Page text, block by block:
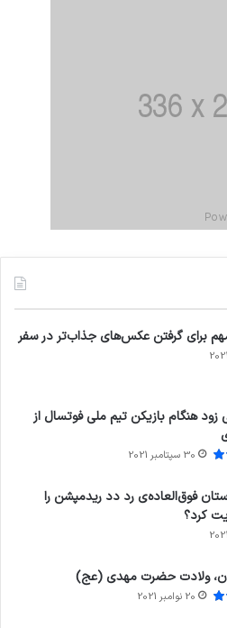
هنگام بازیکن تیم ملی فوتسال از
30 سپتامبر 2021
فوق‌العاده‌ی رد دد ریدمپشن را
کرد؟
ولادت حضرت مهدی (عج)
20 نوامبر 2021